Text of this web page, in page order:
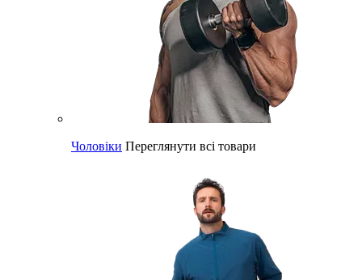
Чоловіки Переглянути всі товари